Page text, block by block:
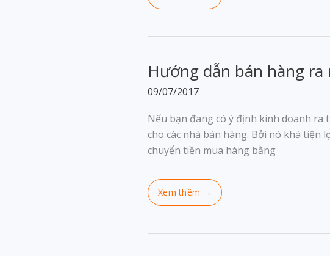
Hướng dẫn bán hàng ra
09/07/2017
Nếu bạn đang có ý định kinh doanh ra
cho các nhà bán hàng. Bởi nó khá tiện
chuyển tiền mua hàng bằng